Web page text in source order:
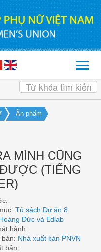
Ấn phẩm
MÌNH CŨNG
(TIẾNG
Tủ sách Dự án 8
Hoàng Đức và Edlab
hành:
bản: Nhà xuất bản PNVN
bản: